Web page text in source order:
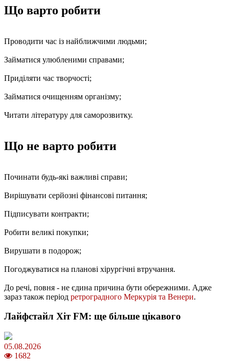
Що варто робити
Проводити час із найближчими людьми;
Займатися улюбленими справами;
Приділяти час творчості;
Займатися очищенням організму;
Читати літературу для саморозвитку.
Що не варто робити
Починати будь-які важливі справи;
Вирішувати серйозні фінансові питання;
Підписувати контракти;
Робити великі покупки;
Вирушати в подорож;
Погоджуватися на планові хірургічні втручання.
До речі, повня - не єдина причина бути обережними. Адже
зараз також період ретроградного Меркурія та Венери.
Лайфстайл Хіт FM: ще більше цікавого
05.08.2026
1682